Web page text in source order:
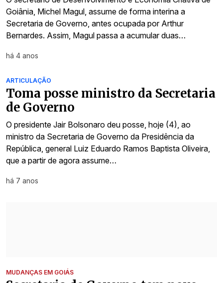
Goiânia, Michel Magul, assume de forma interina a
Secretaria de Governo, antes ocupada por Arthur
Bernardes. Assim, Magul passa a acumular duas…
há 4 anos
ARTICULAÇÃO
Toma posse ministro da Secretaria
de Governo
O presidente Jair Bolsonaro deu posse, hoje (4), ao
ministro da Secretaria de Governo da Presidência da
República, general Luiz Eduardo Ramos Baptista Oliveira,
que a partir de agora assume…
há 7 anos
MUDANÇAS EM GOIÁS